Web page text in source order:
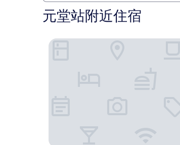
元堂站附近住宿
Stay Month 飯店